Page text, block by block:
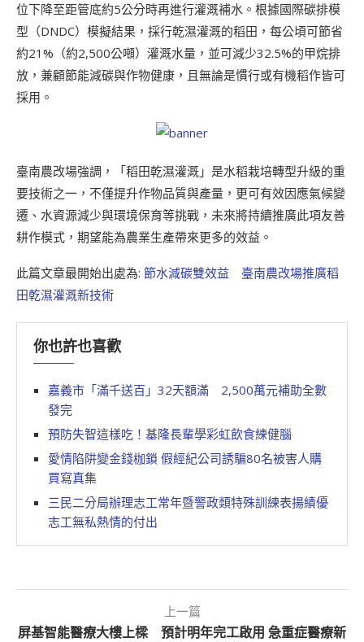
位下降至距管底約5公分時再進行灌溉補水。根據國際碳排模
型（DNDC）模擬結果，採行乾濕灌溉的稻田，每公頃可節省
約21%（約2,500公噸）灌溉水量，並可減少32.5%的甲烷排
放，兼顧節能減碳與作物健康，且無論是慣行或有機稻作皆可
採用。
臺南農改場強調，「稻田乾濕灌溉」是水稻栽培轉型升級的重
要技術之一，不僅提升作物品質與產量，更可有效因應氣候變
遷、水資源減少與環境保育等挑戰，未來將持續推廣此項友善
耕作模式，期望能為農業生產帶來更多的效益。
此篇文章最開始出處為: 節水減碳雙效益 臺南農改場推廣稻
田乾濕灌溉新技術
你也許也喜歡
嘉義市「滿千送百」32天額滿 2,500萬元補助全數
發完
預防失智這樣吃！基隆長輩學彩虹飲食練健腦
愛情陷阱變金錢枷鎖 假經紀公司誘騙80名被害人購
買寫真集
三民二分局辦理志工常年暨警政類特殊訓練表揚績優
志工無私熱情的付出
上一篇
屏基智能醫療大樓上樑 預計明年完工啟用 急重症醫療新